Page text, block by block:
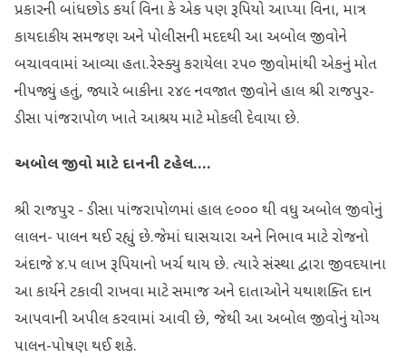
પ્રકારની બાંધછોડ કર્યા વિના કે એક પણ રૂપિયો આપ્યા વિના, માત્ર
કાયદાકીય સમજણ અને પોલીસની મદદથી આ અબોલ જીવોને
બચાવવામાં આવ્યા હતા.રેસ્ક્યુ કરાયેલા ૨૫૦ જીવોમાંથી એકનું મોત
નીપજ્યું હતું, જ્યારે બાકીના ૨૪૯ નવજાત જીવોને હાલ શ્રી રાજપુર-
ડીસા પાંજરાપોળ ખાતે આશ્રય માટે મોકલી દેવાયા છે.
અબોલ જીવો માટે દાનની ટહેલ....
શ્રી રાજપુર - ડીસા પાંજરાપોળમાં હાલ ૯૦૦૦ થી વધુ અબોલ જીવોનું
લાલન- પાલન થઈ રહ્યું છે.જેમાં ઘાસચારા અને નિભાવ માટે રોજનો
અંદાજે ૪.૫ લાખ રૂપિયાનો ખર્ચ થાય છે. ત્યારે ​સંસ્થા દ્વારા જીવદયાના
આ કાર્યને ટકાવી રાખવા માટે સમાજ અને દાતાઓને યથાશક્તિ દાન
આપવાની અપીલ કરવામાં આવી છે, જેથી આ અબોલ જીવોનું યોગ્ય
પાલન-પોષણ થઈ શકે.